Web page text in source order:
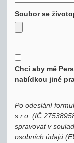
Soubor se
Chci aby mě
nabídkou jiné
Po odeslání
s.r.o. (IČ
spravovat v
osobních údajů